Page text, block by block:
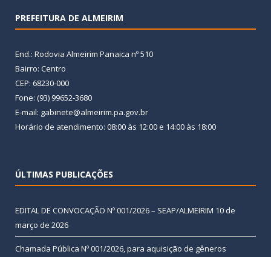
PREFEITURA DE ALMEIRIM
End.: Rodovia Almeirim Panaica nº 510
Bairro: Centro
CEP: 68230-000
Fone: (93) 99652-3680
E-mail: gabinete@almeirim.pa.gov.br
Horário de atendimento: 08:00 às 12:00 e 14:00 às 18:00
ÚLTIMAS PUBLICAÇÕES
EDITAL DE CONVOCAÇÃO Nº 001/2026 – SEAP/ALMEIRIM 10 de
março de 2026
Chamada Pública Nº 001/2026, para aquisição de gêneros